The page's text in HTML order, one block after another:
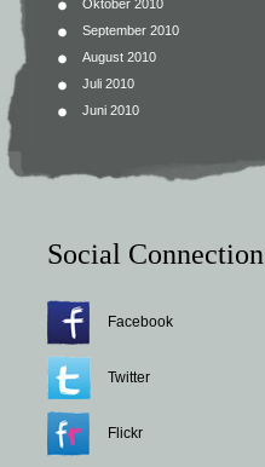
Oktober 2010
September 2010
August 2010
Juli 2010
Juni 2010
Social
Facebook
Twitter
Flickr